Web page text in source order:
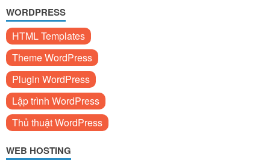
WORDPRESS
HTML Templates
Theme WordPress
Plugin WordPress
Lập trình WordPress
Thủ thuật WordPress
WEB HOSTING